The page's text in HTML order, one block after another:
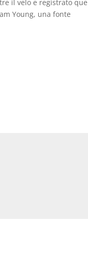
il velo e registrato
Young, una fonte